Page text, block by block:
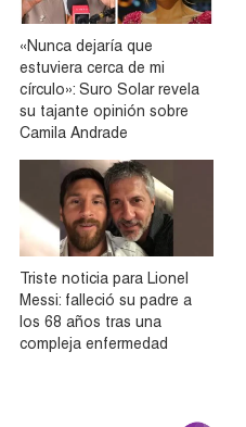
«Nunca dejaría que
estuviera cerca de mi
círculo»: Suro Solar revela
su tajante opinión sobre
Camila Andrade
Triste noticia para Lionel
Messi: falleció su padre a
los 68 años tras una
compleja enfermedad